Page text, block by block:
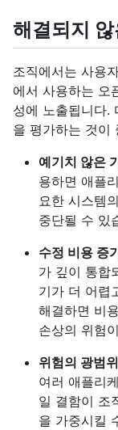
해결되지
조직에서는 사용
에서 사용하는 오
성에 노출됩니다.
을 평가하는 것이
예기치 않은
용하면 애플
요한 시스템
중단될 수 있
수정 비용 증
가 깊이 통합
기가 더 어렵
해결하면 비
손상의 위험
위험의 광범
여러 애플리
일 결함이 조
을 가중시킬